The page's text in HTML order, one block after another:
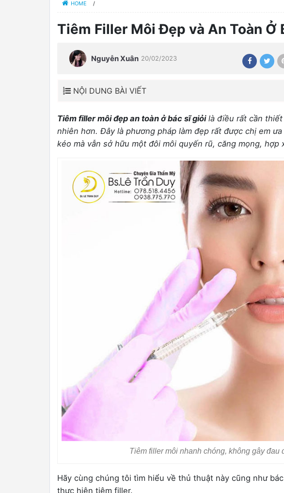
HOME /
Tiêm Filler Môi Đẹp và An Toàn Ở
Nguyễn Xuân 20/02/2023
NỘI DUNG BÀI VIẾT
Tiêm filler môi đẹp an toàn ở bác sĩ giỏilà điều rất cần thiết
nhiên hơn. Đây là phương pháp làm đẹp rất được chị em
kéo mà vẫn sở hữu một đôi môi quyến rũ, căng mọng, hợp
Tiêm filler môi nhanh chóng, không gây đau
Hãy cùng chúng tôi tìm hiểu về thủ thuật này cũng như
thực hiện tiêm filler.